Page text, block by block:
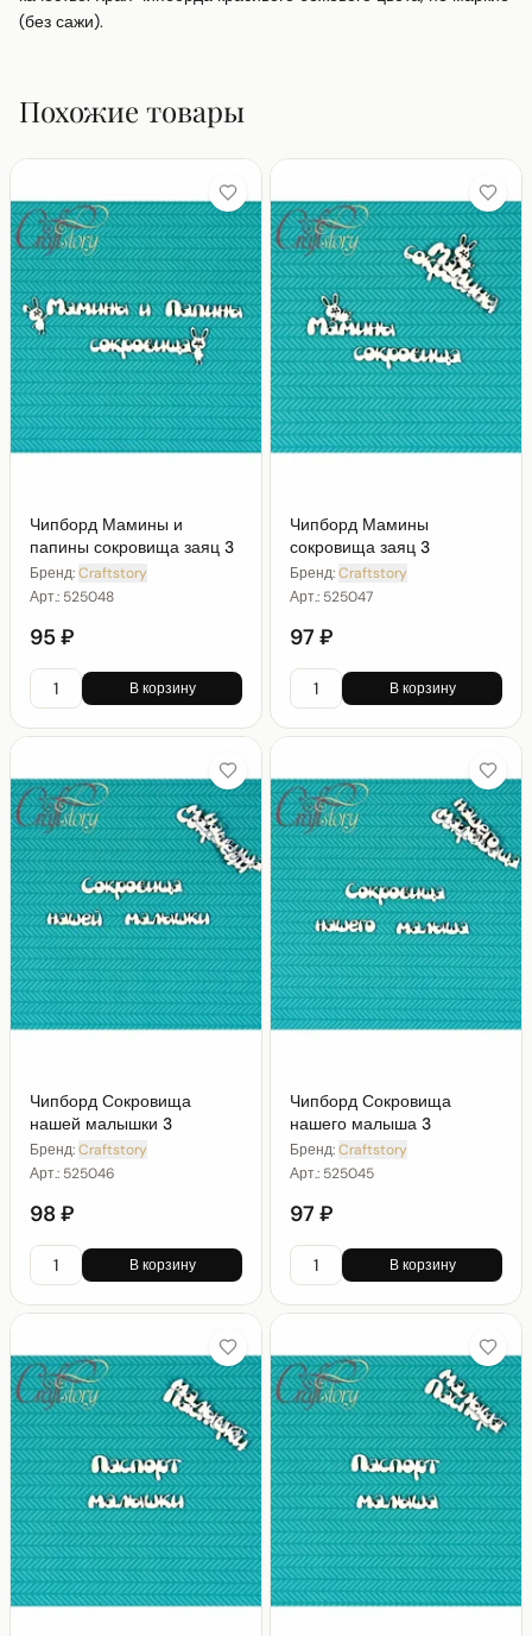
(без сажи).
Похожие товары
Чипборд Мамины и
папины сокровища заяц 3
Бренд:Craftstory
Арт.: 525048
95 ₽
В корзину
Чипборд Мамины
сокровища заяц 3
Бренд:Craftstory
Арт.: 525047
97 ₽
В корзину
Чипборд Сокровища
нашей малышки 3
Бренд:Craftstory
Арт.: 525046
98 ₽
В корзину
Чипборд Сокровища
нашего малыша 3
Бренд:Craftstory
Арт.: 525045
97 ₽
В корзину